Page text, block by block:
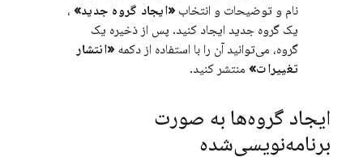
نام و توضیحات و انتخاب «ایجاد گروه جدید» ،
یک گروه جدید ایجاد کنید. پس از ذخیره یک
گروه، می‌توانید آن را با استفاده از دکمه «انتشار
تغییرات» منتشر کنید.
ایجاد گروه‌ها به صورت
برنامه‌نویسی‌شده